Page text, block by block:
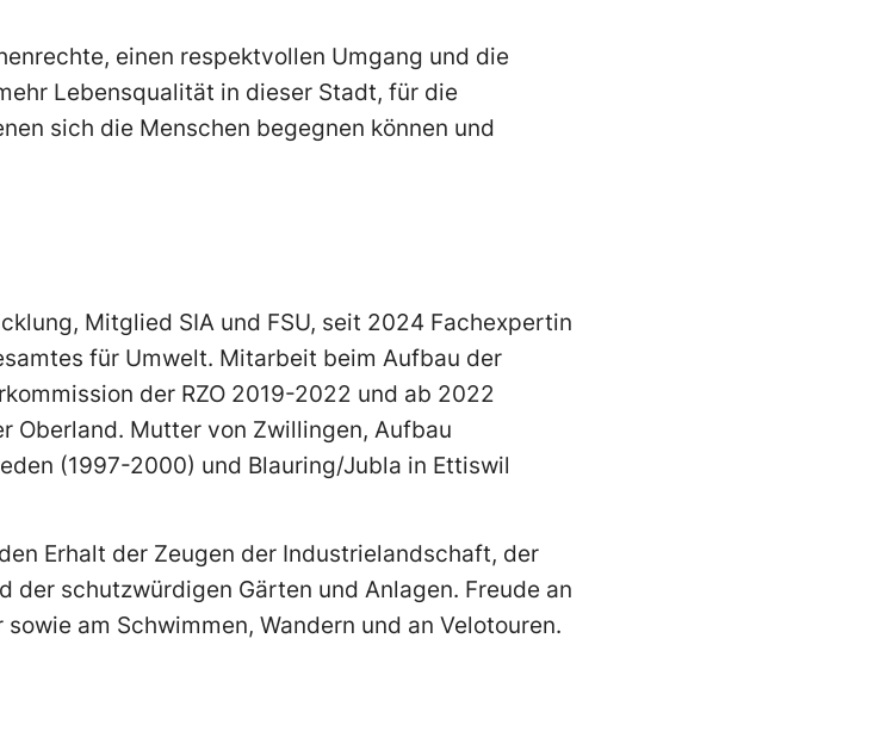
einen respektvollen Umgang und die
Lebensqualität in dieser Stadt, für die
sich die Menschen begegnen können und
Mitglied SIA und FSU, seit 2024 Fachexpertin
für Umwelt. Mitarbeit beim Aufbau der
der RZO 2019-2022 und ab 2022
Oberland. Mutter von Zwillingen, Aufbau
(1997-2000) und Blauring/Jubla in Ettiswil
Erhalt der Zeugen der Industrielandschaft, der
der schutzwürdigen Gärten und Anlagen. Freude an
am Schwimmen, Wandern und an Velotouren.